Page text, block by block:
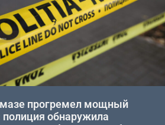
прогремел мощный
обнаружила